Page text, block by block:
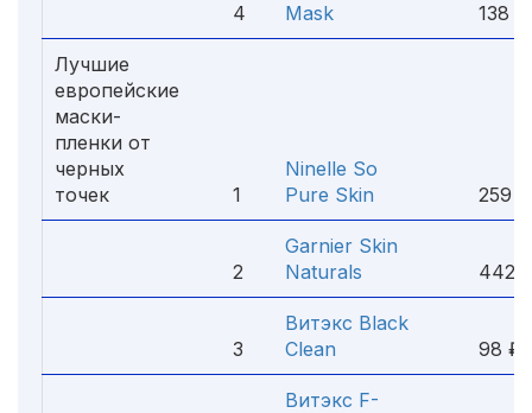
4
Mask
138 ₽
Лучшие
европейские
маски-
пленки от
черных
точек
1
Ninelle So
Pure Skin
259 ₽
2
Garnier Skin
Naturals
442
3
Витэкс Black
Clean
98 ₽
Витэкс F-